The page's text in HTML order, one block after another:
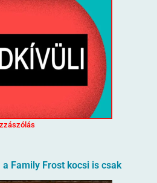
Family Frost kocsi is csak